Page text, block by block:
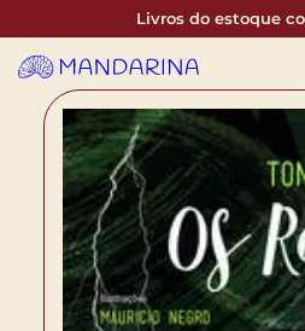
Livros do estoque